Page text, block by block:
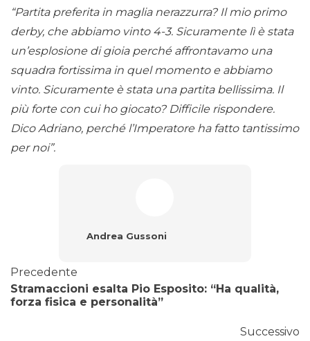
“Partita preferita in maglia nerazzurra? Il mio primo
derby, che abbiamo vinto 4-3. Sicuramente lì è stata
un’esplosione di gioia perché affrontavamo una
squadra fortissima in quel momento e abbiamo
vinto. Sicuramente è stata una partita bellissima. Il
più forte con cui ho giocato? Difficile rispondere.
Dico Adriano, perché l’Imperatore ha fatto tantissimo
per noi”.
Andrea Gussoni
Precedente
Stramaccioni esalta Pio Esposito: “Ha qualità,
forza fisica e personalità”
Successivo